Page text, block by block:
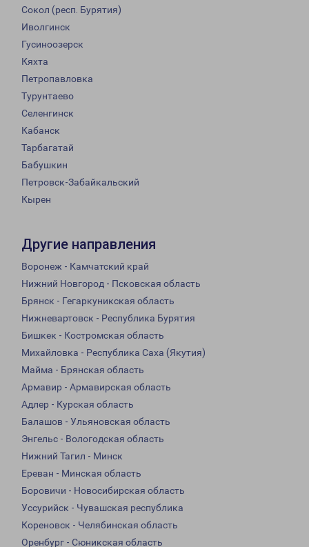
Сокол (респ. Бурятия)
Иволгинск
Гусиноозерск
Кяхта
Петропавловка
Турунтаево
Селенгинск
Кабанск
Тарбагатай
Бабушкин
Петровск-Забайкальский
Кырен
Другие направления
Воронеж - Камчатский край
Нижний Новгород - Псковская область
Брянск - Гегаркуникская область
Нижневартовск - Республика Бурятия
Бишкек - Костромская область
Михайловка - Республика Саха (Якутия)
Майма - Брянская область
Армавир - Армавирская область
Адлер - Курская область
Балашов - Ульяновская область
Энгельс - Вологодская область
Нижний Тагил - Минск
Ереван - Минская область
Боровичи - Новосибирская область
Уссурийск - Чувашская республика
Кореновск - Челябинская область
Оренбург - Сюникская область